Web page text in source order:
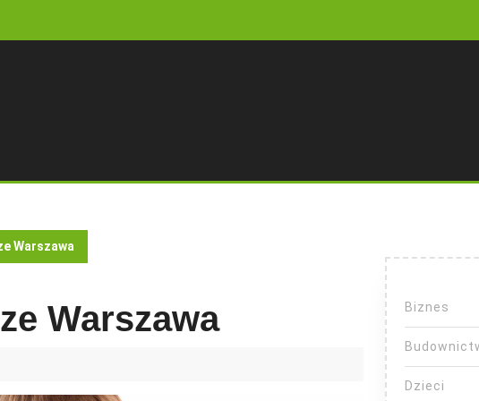
Warszawa
Warszawa Biznes
Dzieci